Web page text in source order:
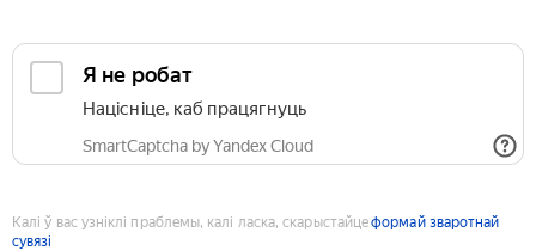
Я не робат
Націсніце, каб працягнуць
SmartCaptcha by Yandex Cloud
Калі ў вас узніклі праблемы, калі ласка, скарыстайцеформай зваротнай
сувязі